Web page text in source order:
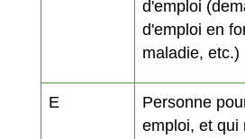
d'emploi
d'emploi en
maladie, etc.)
E
Personne
emploi, et qui